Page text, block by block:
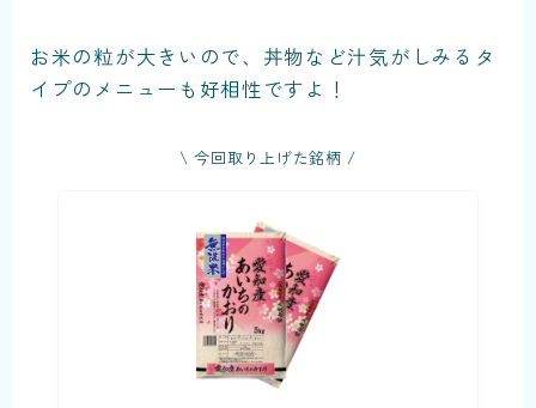
お米の粒が大きいので、丼物など汁気がしみるタ
イプのメニューも好相性ですよ！
\ 今回取り上げた銘柄 /